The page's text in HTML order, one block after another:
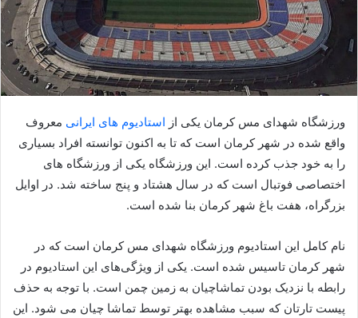
ورزشگاه شهدای مس کرمان یکی از استادیوم های ایرانی معروف
واقع شده در شهر کرمان است که تا به اکنون توانسته افراد بسیاری
را به خود جذب کرده است. این ورزشگاه یکی از ورزشگاه های
اختصاصی فوتبال است که در سال هشتاد و پنج ساخته شد. در اوایل
بزرگراه، هفت باغ شهر کرمان بنا شده است.
نام کامل این استادیوم ورزشگاه شهدای مس کرمان است که در
شهر کرمان تاسیس شده است. یکی از ویژگی‌های این استادیوم در
رابطه با نزدیک بودن تماشاچیان به زمین چمن است. با توجه به حذف
پیست تارتان که سبب مشاهده بهتر توسط تماشا چیان می شود. این